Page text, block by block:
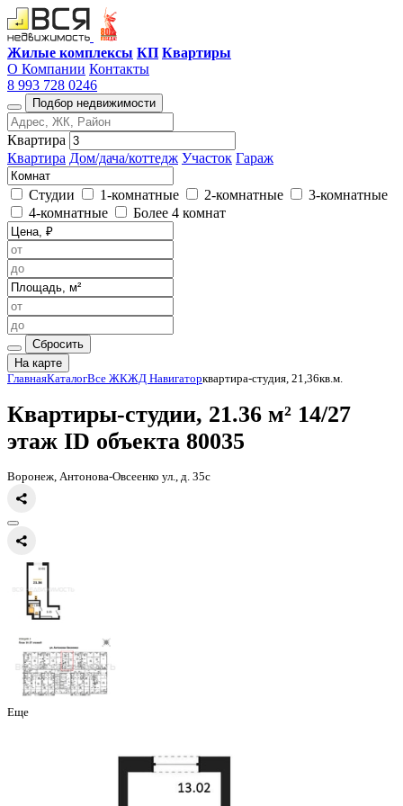
Жилые комплексы КП Квартиры
О Компании Контакты
8 993 728 0246
Подбор недвижимости
Квартира
Квартира Дом/дача/коттедж Участок Гараж
Студии 1-комнатные 2-комнатные
3-комнатные
4-комнатные
Более 4 комнат
Сбросить
На карте
Главная КаталогВсе ЖК ЖД Навигатор
Квартиры-студии, 21.36 м²
этаж
Воронеж, Антонова-Овсеенко ул., д. 35с